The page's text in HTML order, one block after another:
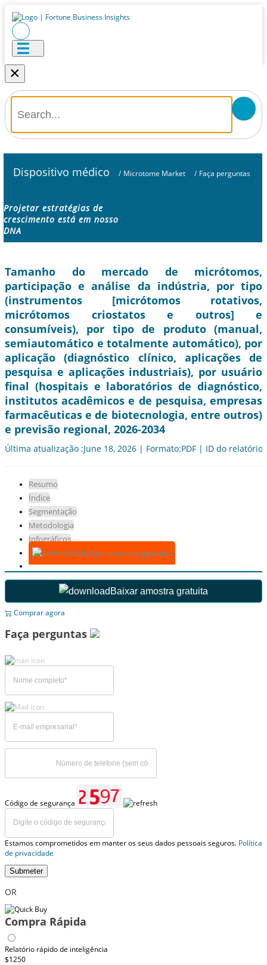
×
Dispositivo médico / Microtome Market / Faça perguntas
Projetar estratégias de
crescimento está em nosso
DNA
Tamanho do mercado de micrótomos,
participação e análise da indústria, por tipo
(instrumentos [micrótomos rotativos,
micrótomos criostatos e outros] e
consumíveis), por tipo de produto (manual,
semiautomático e totalmente automático), por
aplicação (diagnóstico clínico, aplicações de
pesquisa e aplicações industriais), por usuário
final (hospitais e laboratórios de diagnóstico,
institutos acadêmicos e de pesquisa, empresas
farmacêuticas e de biotecnologia, entre outros)
e previsão regional, 2026-2034
Última atualização :June 18, 2026 | Formato:PDF | ID do relatório:
Resumo
Índice
Segmentação
Metodologia
Infográficos
Baixar amostra gratuita
Baixar amostra gratuita
Comprar agora
Faça perguntas
Código de segurança
Estamos comprometidos em manter os seus dados pessoais seguros. Política
de privacidade
Submeter
OR
Compra Rápida
Relatório rápido de inteligência
$1250